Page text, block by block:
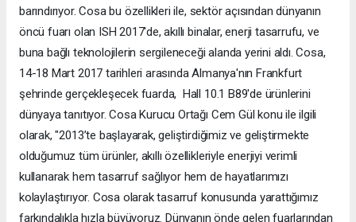
barındırıyor. Cosa bu özellikleri ile, sektör açısından dünyanın
öncü fuarı olan ISH 2017'de, akıllı binalar, enerji tasarrufu, ve
buna bağlı teknolojilerin sergileneceği alanda yerini aldı. Cosa,
14-18 Mart 2017 tarihleri arasında Almanya'nın Frankfurt
şehrinde gerçekleşecek fuarda, Hall 10.1 B89'de ürünlerini
dünyaya tanıtıyor. Cosa Kurucu Ortağı Cem Gül konu ile ilgili
olarak, "2013’te başlayarak, geliştirdiğimiz ve geliştirmekte
olduğumuz tüm ürünler, akıllı özellikleriyle enerjiyi verimli
kullanarak hem tasarruf sağlıyor hem de hayatlarımızı
kolaylaştırıyor. Cosa olarak tasarruf konusunda yarattığımız
farkındalıkla hızla büyüyoruz. Dünyanın önde gelen fuarlarından